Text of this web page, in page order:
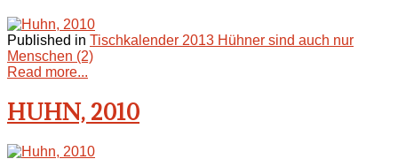
Published in Tischkalender 2013 Hühner sind auch nur
Menschen (2)
Read more...
HUHN, 2010